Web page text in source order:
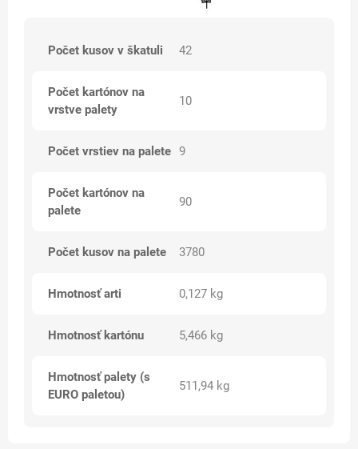
Počet kusov v škatuli 42
Počet kartónov na
vrstve palety
10
Počet vrstiev na palete 9
Počet kartónov na
palete
90
Počet kusov na palete 3780
Hmotnosť arti 0,127 kg
Hmotnosť kartónu 5,466 kg
Hmotnosť palety (s
EURO paletou)
511,94 kg